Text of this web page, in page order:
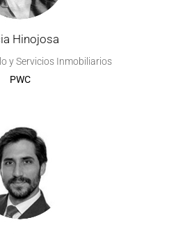
Hinojosa
y Servicios Inmobiliarios
PWC